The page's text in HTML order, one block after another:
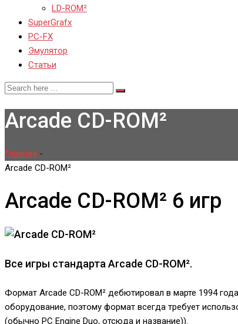
LD-ROM²
SuperGrafx
PC-FX
Эмулятор
Статьи
Arcade CD-ROM²
Главная -
Arcade CD-ROM²
Arcade CD-ROM² 6 игр
Все игры стандарта Arcade CD-ROM².
Формат Arcade CD-ROM² дебютировал в марте 1994
оборудование, поэтому формат всегда требует
(обычно PC Engine Duo, отсюда и название)).